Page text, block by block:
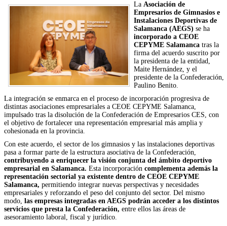
La Asociación de
Empresarios de Gimnasios e
Instalaciones Deportivas de
Salamanca (AEGS) se ha
incorporado a CEOE
CEPYME Salamanca tras la
firma del acuerdo suscrito por
la presidenta de la entidad,
Maite Hernández, y el
presidente de la Confederación,
Paulino Benito.
La integración se enmarca en el proceso de incorporación progresiva de
distintas asociaciones empresariales a CEOE CEPYME Salamanca,
impulsado tras la disolución de la Confederación de Empresarios CES, con
el objetivo de fortalecer una representación empresarial más amplia y
cohesionada en la provincia.
Con este acuerdo, el sector de los gimnasios y las instalaciones deportivas
pasa a formar parte de la estructura asociativa de la Confederación,
contribuyendo a enriquecer la visión conjunta del ámbito deportivo
empresarial en Salamanca. Esta incorporación complementa además la
representación sectorial ya existente dentro de CEOE CEPYME
Salamanca, permitiendo integrar nuevas perspectivas y necesidades
empresariales y reforzando el peso del conjunto del sector. Del mismo
modo, las empresas integradas en AEGS podrán acceder a los distintos
servicios que presta la Confederación, entre ellos las áreas de
asesoramiento laboral, fiscal y jurídico.